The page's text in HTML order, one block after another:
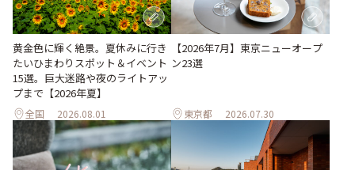
黄金色に輝く絶景。夏休みに行き
たいひまわりスポット＆イベント
15選。巨大迷路や夜のライトアッ
プまで【2026年夏】
全国 2026.08.01
【2026年7月】東京ニューオープ
ン23選
東京都 2026.07.30